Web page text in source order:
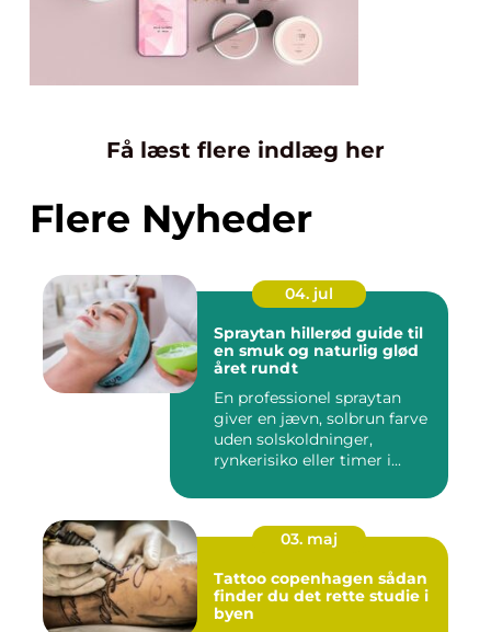
Få læst flere indlæg her
Flere Nyheder
04. jul
Spraytan hillerød guide til
en smuk og naturlig glød
året rundt
En professionel spraytan
giver en jævn, solbrun farve
uden solskoldninger,
rynkerisiko eller timer i...
03. maj
Tattoo copenhagen sådan
finder du det rette studie i
byen